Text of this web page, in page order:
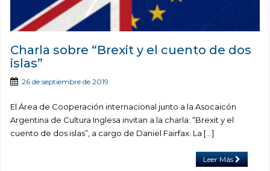
Charla sobre “Brexit y el cuento de dos
islas”
26 de septiembre de 2019
El Área de Cooperación internacional junto a la Asocaicón
Argentina de Cultura Inglesa invitan a la charla: “Brexit y el
cuento de dos islas”, a cargo de Daniel Fairfax. La […]
Leer Más